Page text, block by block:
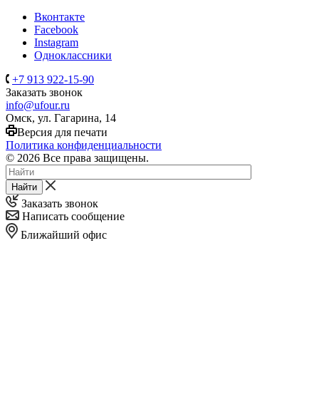
Вконтакте
Facebook
Instagram
Одноклассники
+7 913 922-15-90
Заказать звонок
info@ufour.ru
Омск, ул. Гагарина, 14
Версия для печати
Политика конфиденциальности
© 2026 Все права защищены.
Найти
Заказать звонок
Написать сообщение
Ближайший офис